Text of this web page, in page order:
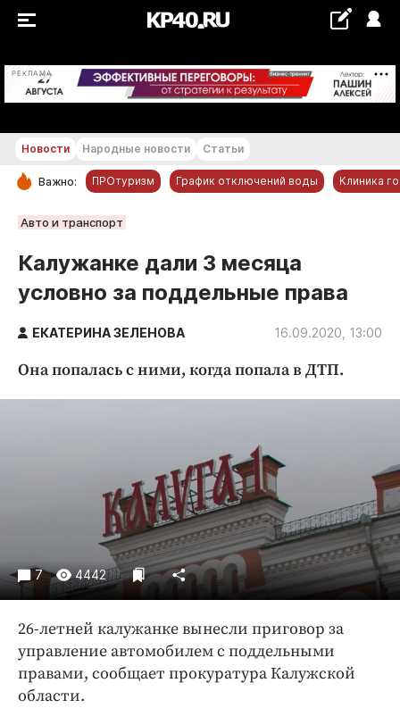
РЕКЛАМА +28...+29 °С
РУБРИКИ
Новости компаний
Статьи
Народные новости
Недвижимость и ЖКХ
Образование
Общество
Погода
Праздники
Происшествия
Спорт
Экономика и бизнес
ПРОЕКТЫ
Новости Народные новости Статьи
Важно: ПРОтуризм График отключений воды Клиника
Авто и транспорт
Калужанке дали 3 месяца
условно за поддельные права
ЕКАТЕРИНА ЗЕЛЕНОВА 16.09.2020, 13:00
Она попалась с ними, когда попала в ДТП.
7 4442
26-летней калужанке вынесли приговор за
управление автомобилем с поддельными
правами, сообщает прокуратура Калужской
области.